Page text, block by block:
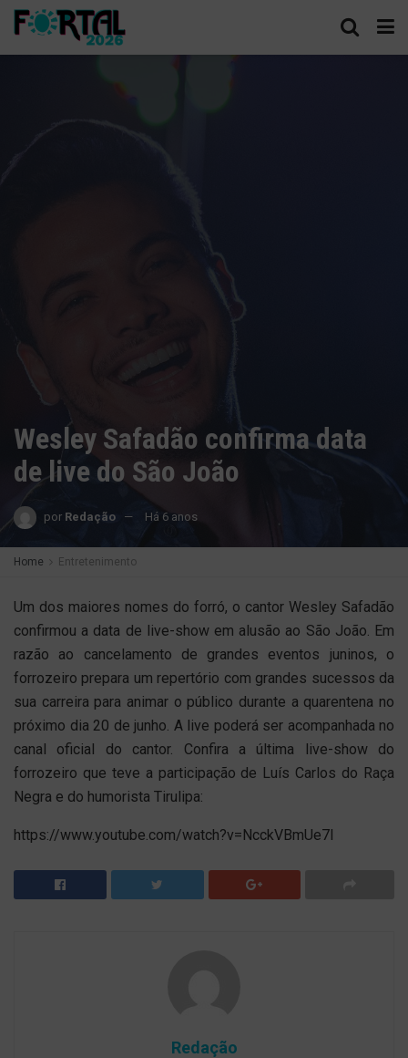
Wesley Safadão confirma data
de live do São João
por Redação Há 6 anos
Home Entretenimento
Um dos maiores nomes do forró, o cantor Wesley Safadão
confirmou a data de live-show em alusão ao São João. Em
razão ao cancelamento de grandes eventos juninos, o
forrozeiro prepara um repertório com grandes sucessos da
sua carreira para animar o público durante a quarentena no
próximo dia 20 de junho. A live poderá ser acompanhada no
canal oficial do cantor. Confira a última live-show do
forrozeiro que teve a participação de Luís Carlos do Raça
Negra e do humorista Tirulipa:
https://www.youtube.com/watch?v=NcckVBmUe7I
Redação